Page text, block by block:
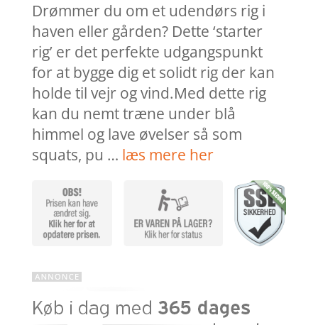
Drømmer du om et udendørs rig i
haven eller gården? Dette ‘starter
rig’ er det perfekte udgangspunkt
for at bygge dig et solidt rig der kan
holde til vejr og vind.Med dette rig
kan du nemt træne under blå
himmel og lave øvelser så som
squats, pu … læs mere her